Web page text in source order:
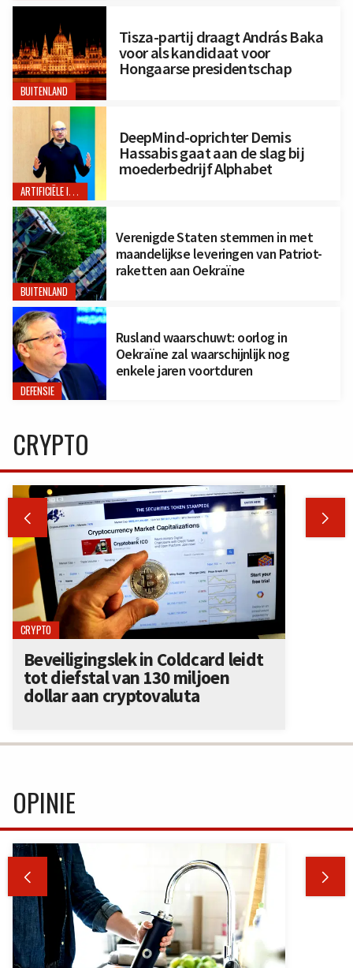
BUITENLAND
Tisza-partij draagt András Baka
voor als kandidaat voor
Hongaarse presidentschap
ARTIFICIËLE INTELLIGENTIE
DeepMind-oprichter Demis
Hassabis gaat aan de slag bij
moederbedrijf Alphabet
BUITENLAND
Verenigde Staten stemmen in met
maandelijkse leveringen van Patriot-
raketten aan Oekraïne
DEFENSIE
Rusland waarschuwt: oorlog in
Oekraïne zal waarschijnlijk nog
enkele jaren voortduren
CRYPTO
 
CRYPTO
Beveiligingslek in Coldcard leidt
tot diefstal van 130 miljoen
dollar aan cryptovaluta
OPINIE
 